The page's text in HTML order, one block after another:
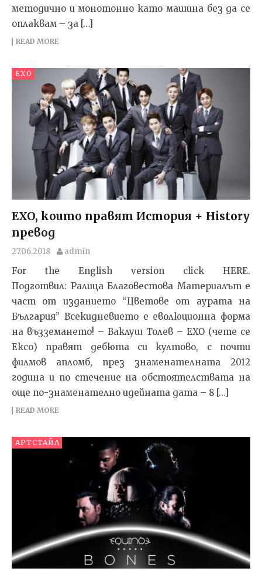
методично и монотонно като машина без да се
оплаквам – за […]
READ MORE
EXO
EXO, които правят История + History
превод
27.06.2018 admin
For the English version click HERE.
Подготвил: Ралица Благовестова Материалът е
част от изданието “Цветове от аурата на
България” Всекидневието е еволюционна форма
на възземането! – Ваклуш Толев – ЕХО (чете се
Ексо) правят дебюта си култово, с почти
филмов апломб, през знаменателната 2012
година и по стечение на обстоятелствата на
още по-знаменателно идейната дата – 8 […]
READ MORE
АРТСТАЙЛ